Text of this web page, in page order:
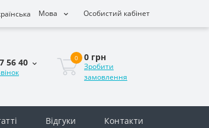
Мова Особистий кабінет
56 40 0 0 грн
Зробити
замовлення
Відгуки Контакти